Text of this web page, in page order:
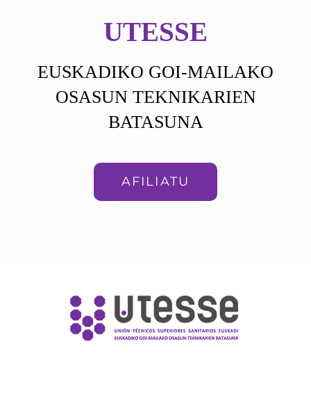
UTESSE
EUSKADIKO GOI-MAILAKO
OSASUN TEKNIKARIEN
BATASUNA
AFILIATU